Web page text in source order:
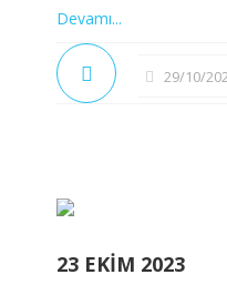
Devamı...
29/10/
23 EKIM 2023